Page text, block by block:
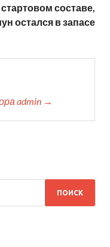
стартовом составе,
остался в запасе
admin →